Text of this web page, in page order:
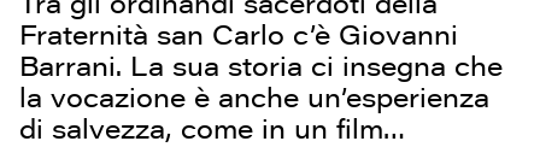
Fraternità san Carlo c’è Giovanni
Barrani. La sua storia ci insegna che
la vocazione è anche un’esperienza
di salvezza, come in un film…